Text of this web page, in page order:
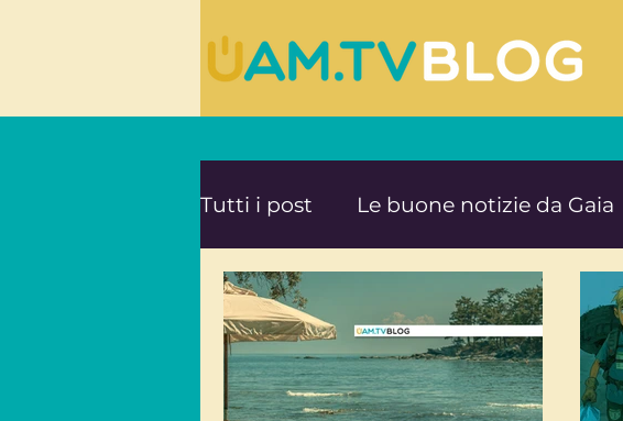
Tutti i post Le buone notizie da Gaia
Le ultime novità da UAM.TV
Mente e Spiritualità Impegno e